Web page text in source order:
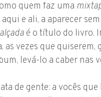
quem faz uma
e ali, a aparecer
é o título do livro.
as vezes que
levá-lo a caber nas
de gente: a vocês